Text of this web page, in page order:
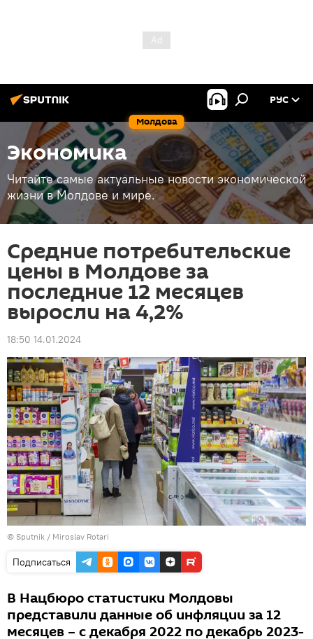
Молдова
РУС
Экономика
Читайте самые актуальные новости экономической
жизни в Молдове и мире.
Средние потребительские
цены в Молдове за
последние 12 месяцев
выросли на 4,2%
18:50 14.01.2024
© Sputnik / Miroslav Rotari
Подписаться
В Нацбюро статистики Молдовы
представили данные об инфляции за 12
месяцев – с декабря 2022 по декабрь 2023-